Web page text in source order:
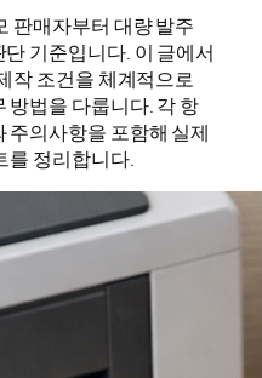
판매자부터 대량 발주
기준입니다. 이 글에서
작 조건을 체계적으로
방법을 다룹니다. 각 항
주의사항을 포함해 실제
를 정리합니다.